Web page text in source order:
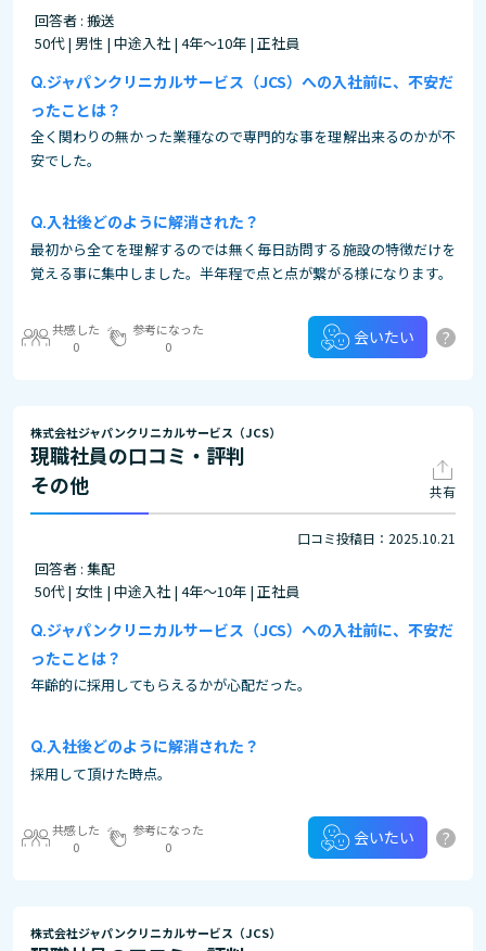
回答者 : 搬送
50代 | 男性 | 中途入社 | 4年～10年 | 正社員
ジャパンクリニカルサービス（JCS）への入社前に、不安だ
ったことは？
全く関わりの無かった業種なので専門的な事を理解出来るのかが不
安でした。
入社後どのように解消された？
最初から全てを理解するのでは無く毎日訪問する施設の特徴だけを
覚える事に集中しました。半年程で点と点が繋がる様になります。
共感した
0
参考になった
0
会いたい ?
株式会社ジャパンクリニカルサービス（JCS）
現職社員の口コミ・評判
その他
共有
口コミ投稿日：2025.10.21
回答者 : 集配
50代 | 女性 | 中途入社 | 4年～10年 | 正社員
ジャパンクリニカルサービス（JCS）への入社前に、不安だ
ったことは？
年齢的に採用してもらえるかが心配だった。
入社後どのように解消された？
採用して頂けた時点。
共感した
0
参考になった
0
会いたい ?
株式会社ジャパンクリニカルサービス（JCS）